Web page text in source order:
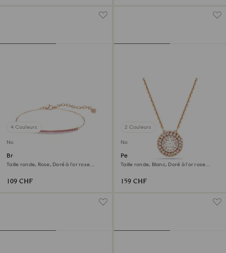
4 Couleurs
Nouveau
Bracelet Only
Taille ronde, Rose, Doré à l’or rose
109 CHF
2 Couleurs
Nouveau
Pendentif Sublima
Taille ronde, Blanc, Doré à l’or rose
159 CHF